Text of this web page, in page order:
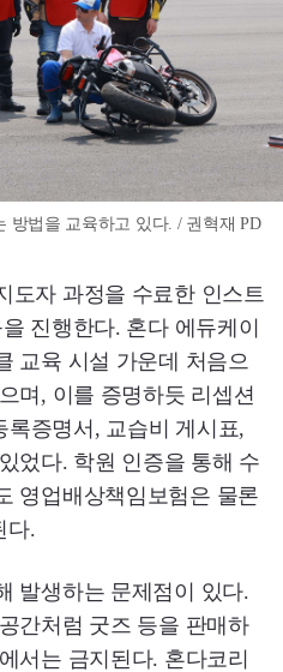
방법을 교육하고 있다. / 권혁재 PD
도자 과정을 수료한 인스트
진행한다. 혼다 에듀케이
교육 시설 가운데 처음으
며, 이를 증명하듯 리셉션
록증명서, 교습비 게시표,
었다. 학원 인증을 통해 수
영업배상책임보험은 물론
다.
발생하는 문제점이 있다.
간처럼 굿즈 등을 판매하
서는 금지된다. 혼다코리